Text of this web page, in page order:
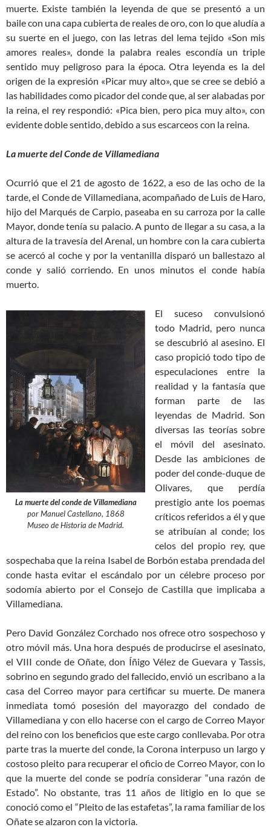
muerte. Existe también la leyenda de que se presentó a un
baile con una capa cubierta de reales de oro, con lo que aludía a
su suerte en el juego, con las letras del lema tejido «Son mis
amores reales», donde la palabra reales escondía un triple
sentido muy peligroso para la época. Otra leyenda es la del
origen de la expresión «Picar muy alto», que se cree se debió a
las habilidades como picador del conde que, al ser alabadas por
la reina, el rey respondió: «Pica bien, pero pica muy alto», con
evidente doble sentido, debido a sus escarceos con la reina.
La muerte del Conde de Villamediana
Ocurrió que el 21 de agosto de 1622, a eso de las ocho de la
tarde, el Conde de Villamediana, acompañado de Luis de Haro,
hijo del Marqués de Carpio, paseaba en su carroza por la calle
Mayor, donde tenía su palacio. A punto de llegar a su casa, a la
altura de la travesía del Arenal, un hombre con la cara cubierta
se acercó al coche y por la ventanilla disparó un ballestazo al
conde y salió corriendo. En unos minutos el conde había
muerto.
La muerte del conde de Villamediana
por Manuel Castellano, 1868
Museo de Historia de Madrid.
El suceso convulsionó
todo Madrid, pero nunca
se descubrió al asesino. El
caso propició todo tipo de
especulaciones entre la
realidad y la fantasía que
forman parte de las
leyendas de Madrid. Son
diversas las teorías sobre
el móvil del asesinato.
Desde las ambiciones de
poder del conde-duque de
Olivares, que perdía
prestigio ante los poemas
críticos referidos a él y que
se atribuían al conde; los
celos del propio rey, que
sospechaba que la reina Isabel de Borbón estaba prendada del
conde hasta evitar el escándalo por un célebre proceso por
sodomía abierto por el Consejo de Castilla que implicaba a
Villamediana.
Pero David González Corchado nos ofrece otro sospechoso y
otro móvil más. Una hora después de producirse el asesinato,
el VIII conde de Oñate, don Íñigo Vélez de Guevara y Tassis,
sobrino en segundo grado del fallecido, envió un escribano a la
casa del Correo mayor para certificar su muerte. De manera
inmediata tomó posesión del mayorazgo del condado de
Villamediana y con ello hacerse con el cargo de Correo Mayor
del reino con los beneficios que este cargo conllevaba. Por otra
parte tras la muerte del conde, la Corona interpuso un largo y
costoso pleito para recuperar el oficio de Correo Mayor, con lo
que la muerte del conde se podría considerar “una razón de
Estado”. No obstante, tras 11 años de litigio en lo que se
conoció como el “Pleito de las estafetas”, la rama familiar de los
Oñate se alzaron con la victoria.